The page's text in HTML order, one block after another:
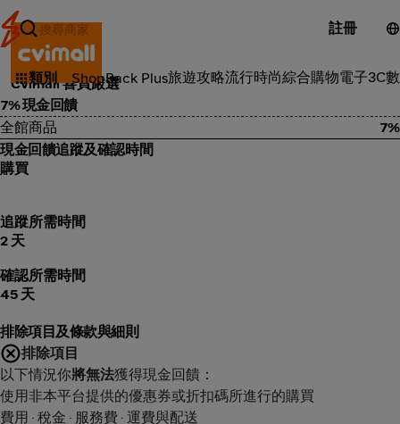
註冊
類別 ShopBack Plus旅遊攻略流行時尚綜合購物電子3C
3C電子
Cvimall 喜買嚴選
7% 現金回饋
全館商品
7%
現金回饋追蹤及確認時間
購買
追蹤所需時間
2 天
確認所需時間
45 天
排除項目及條款與細則
排除項目
以下情況你將無法獲得現金回饋：
使用非本平台提供的優惠券或折扣碼所進行的購買
費用 · 稅金 · 服務費 · 運費與配送